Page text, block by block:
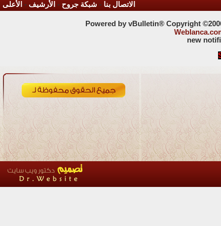
الاتصال بنا - شبكة جروح - الأرشيف - الأعلى
Powered by vBulletin® Copyright
new